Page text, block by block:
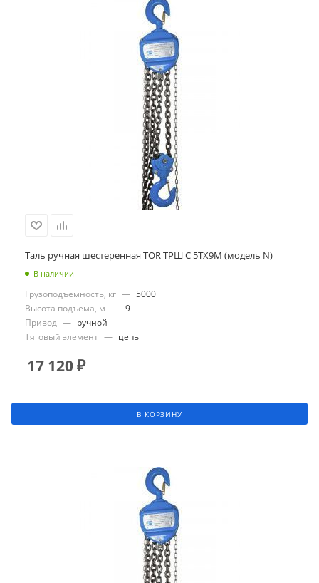
Таль ручная шестеренная TOR ТРШ C 5ТХ9М (модель N)
В наличии
Грузоподъемность, кг — 5000
Высота подъема, м — 9
Привод — ручной
Тяговый элемент — цепь
17 120₽
В КОРЗИНУ